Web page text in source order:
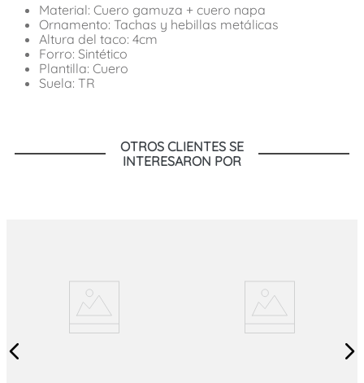
Material: Cuero gamuza + cuero napa
Ornamento: Tachas y hebillas metálicas
Altura del taco: 4cm
Forro: Sintético
Plantilla: Cuero
Suela: TR
OTROS CLIENTES SE
INTERESARON POR